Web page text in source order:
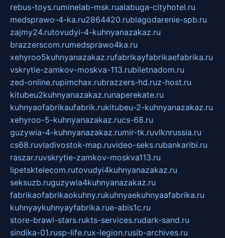
rebus-toys.ruminelab-msk.rualabuga-cityhotel.ru
medsprawo-4-ka.ru2864420.rublagodarenie-spb.ru
zajmy24.rutovudyi-4-kuhnyanazakaz.ru
brazzerscom.rumedsprawo4ka.ru
xehyroo5kuhnyanazakaz.rufabrikayfabrikaefabrika.ru
vskrytie-zamkov-moskva-113.rubiletnadom.ru
zed-online.rupimchax.rubrazzers-hd.ruz-host.ru
kitubeu2kuhnyanazakaz.runaperekate.ru
kuhnyaofabrikaufabrik.rukitubeu-2-kuhnyanazakaz.ru
xehyroo-5-kuhnyanazakaz.rucs-68.ru
guzywia-4-kuhnyanazakaz.rumir-tk.ruvlknrussia.ru
cs68.ruvladivostok-map.ruvideo-seks.rubankaribi.ru
raszar.ruvskrytie-zamkov-moskva113.ru
lipetsktelecom.rutovudyi4kuhnyanazakaz.ru
seksuzb.ruguzywia4kuhnyanazakaz.ru
fabrikaofabrikaokuhny.rukuhnyaekuhnyaafabrika.ru
kuhnyaykuhnyayfabrika.rue-abis1c.ru
store-brawl-stars.rukts-services.rudark-sand.ru
sindika-01.rusp-life.rux-legion.rusib-archives.ru